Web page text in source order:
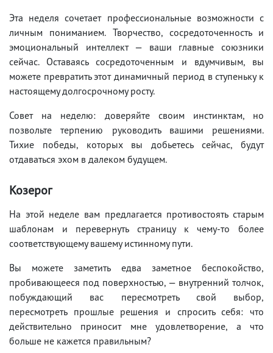
Эта неделя сочетает профессиональные возможности с
личным пониманием. Творчество, сосредоточенность и
эмоциональный интеллект — ваши главные союзники
сейчас. Оставаясь сосредоточенным и вдумчивым, вы
можете превратить этот динамичный период в ступеньку к
настоящему долгосрочному росту.
Совет на неделю: доверяйте своим инстинктам, но
позвольте терпению руководить вашими решениями.
Тихие победы, которых вы добьетесь сейчас, будут
отдаваться эхом в далеком будущем.
Козерог
На этой неделе вам предлагается противостоять старым
шаблонам и перевернуть страницу к чему-то более
соответствующему вашему истинному пути.
Вы можете заметить едва заметное беспокойство,
пробивающееся под поверхностью, — внутренний толчок,
побуждающий вас пересмотреть свой выбор,
пересмотреть прошлые решения и спросить себя: что
действительно приносит мне удовлетворение, а что
больше не кажется правильным?